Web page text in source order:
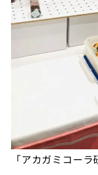
「アカガミコー